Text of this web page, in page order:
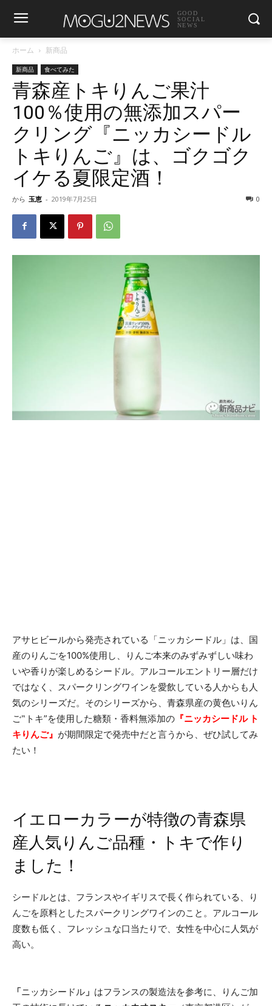
GOOD
SOCIAL
NEWS
ホーム 新商品
新商品 食べてみた
青森産トキりんご果汁
100％使用の無添加スパー
クリング『ニッカシードル
トキりんご』は、ゴクゴク
イケる夏限定酒！
から 玉恵 - 2019年7月25日 0
アサヒビールから発売されている「ニッカシードル」は、国
産のりんごを100%使用し、りんご本来のみずみずしい味わ
いや香りが楽しめるシードル。アルコールエントリー層だけ
ではなく、スパークリングワインを愛飲している人からも人
気のシリーズだ。そのシリーズから、青森県産の黄色いりん
ご‟トキ”を使用した糖類・香料無添加の 『ニッカシードル ト
キりんご』 が期間限定で発売中だと言うから、ぜひ試してみ
たい！
イエローカラーが特徴の青森県
産人気りんご品種・トキで作り
ました！
シードルとは、フランスやイギリスで長く作られている、り
んごを原料としたスパークリングワインのこと。アルコール
度数も低く、フレッシュな口当たりで、女性を中心に人気が
高い。
「ニッカシードル 」 はフランスの製造法を参考に、りんご加